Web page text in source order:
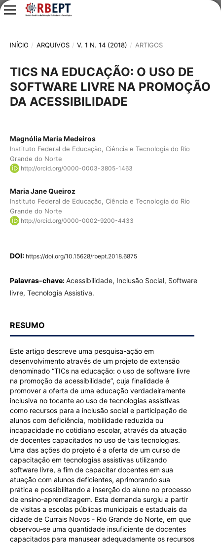
INÍCIO / ARQUIVOS / V. 1 N. 14 (2018) / ARTIGOS
TICS NA EDUCAÇÃO: O USO DE
SOFTWARE LIVRE NA PROMOÇÃO
DA ACESSIBILIDADE
Magnólia Maria Medeiros
Instituto Federal de Educação, Ciência e Tecnologia do Rio
Grande do Norte
http://orcid.org/0000-0003-3805-1463
Maria Jane Queiroz
Instituto Federal de Educação, Ciência e Tecnologia do Rio
Grande do Norte
http://orcid.org/0000-0002-9200-4433
DOI: https://doi.org/10.15628/rbept.2018.6875
Palavras-chave:Acessibilidade, Inclusão Social, Software
livre, Tecnologia Assistiva.
RESUMO
Este artigo descreve uma pesquisa-ação em
desenvolvimento através de um projeto de extensão
denominado “TICs na educação: o uso de software livre
na promoção da acessibilidade”, cuja finalidade é
promover a oferta de uma educação verdadeiramente
inclusiva no tocante ao uso de tecnologias assistivas
como recursos para a inclusão social e participação de
alunos com deficiência, mobilidade reduzida ou
incapacidade no cotidiano escolar, através da atuação
de docentes capacitados no uso de tais tecnologias.
Uma das ações do projeto é a oferta de um curso de
capacitação em tecnologias assistivas utilizando
software livre, a fim de capacitar docentes em sua
atuação com alunos deficientes, aprimorando sua
prática e possibilitando a inserção do aluno no processo
de ensino-aprendizagem. Esta demanda surgiu a partir
de visitas a escolas públicas municipais e estaduais da
cidade de Currais Novos - Rio Grande do Norte, em que
observou-se uma quantidade insuficiente de docentes
capacitados para manusear adequadamente os recursos